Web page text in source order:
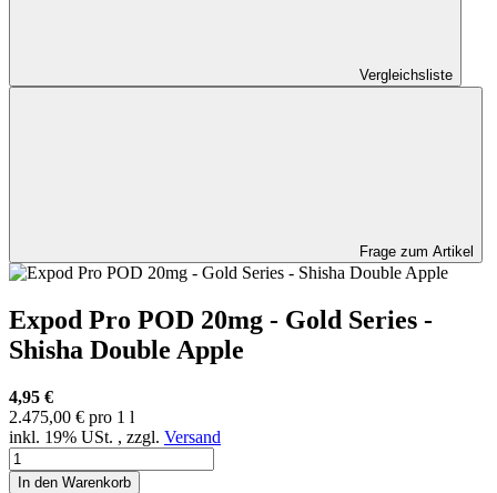
Vergleichsliste
Frage zum Artikel
Expod Pro POD 20mg - Gold Series -
Shisha Double Apple
4,95 €
2.475,00 € pro 1 l
inkl. 19% USt. , zzgl. Versand
In den Warenkorb